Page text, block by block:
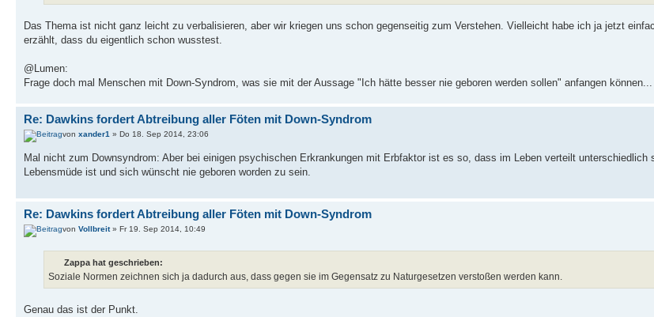
Das Thema ist nicht ganz leicht zu verbalisieren, aber wir kriegen uns schon gegenseitig zum Verstehen. Vielleicht habe ich ja jetzt
erzählt, dass du eigentlich schon wusstest.
@Lumen:
Frage doch mal Menschen mit Down-Syndrom, was sie mit der Aussage "Ich hätte besser nie geboren werden sollen" anfangen können...
Re: Dawkins fordert Abtreibung aller Föten mit Down-Syndrom
von xander1 » Do 18. Sep 2014, 23:06
Mal nicht zum Downsyndrom: Aber bei einigen psychischen Erkrankungen mit Erbfaktor ist es so, dass im Leben verteilt
Lebensmüde ist und sich wünscht nie geboren worden zu sein.
Re: Dawkins fordert Abtreibung aller Föten mit Down-Syndrom
von Vollbreit» Fr 19. Sep 2014, 10:49
Zappa hat geschrieben:
Soziale Normen zeichnen sich ja dadurch aus, dass gegen sie im Gegensatz zu Naturgesetzen verstoßen werden kann.
Genau das ist der Punkt.